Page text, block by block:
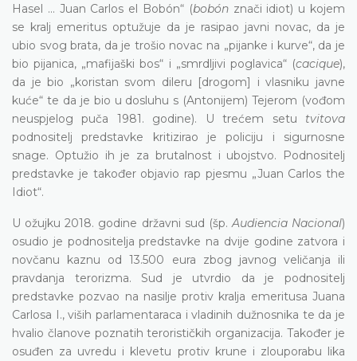
Hasel ... Juan Carlos el Bobón“ (bobón znači idiot) u kojem
se kralj emeritus optužuje da je rasipao javni novac, da je
ubio svog brata, da je trošio novac na „pijanke i kurve“, da je
bio pijanica, „mafijaški bos“ i „smrdljivi poglavica“ (cacique),
da je bio „koristan svom dileru [drogom] i vlasniku javne
kuće“ te da je bio u dosluhu s (Antonijem) Tejerom (vođom
neuspjelog puča 1981. godine). U trećem setu tvitova
podnositelj predstavke kritizirao je policiju i sigurnosne
snage. Optužio ih je za brutalnost i ubojstvo. Podnositelj
predstavke je također objavio rap pjesmu „Juan Carlos the
Idiot“.
U ožujku 2018. godine državni sud (šp.Audiencia Nacional)
osudio je podnositelja predstavke na dvije godine zatvora i
novčanu kaznu od 13.500 eura zbog javnog veličanja ili
pravdanja terorizma. Sud je utvrdio da je podnositelj
predstavke pozvao na nasilje protiv kralja emeritusa Juana
Carlosa I., viših parlamentaraca i vladinih dužnosnika te da je
hvalio članove poznatih terorističkih organizacija. Također je
osuđen za uvredu i klevetu protiv krune i zlouporabu lika